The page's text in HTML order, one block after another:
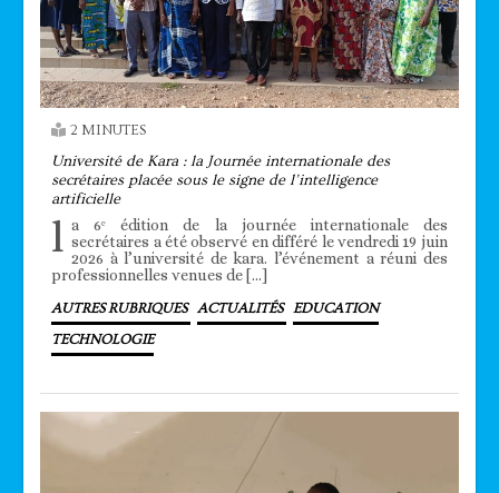
2 MINUTES
Université de Kara : la Journée internationale des
secrétaires placée sous le signe de l’intelligence
artificielle
l a 6ᵉ édition de la journée internationale des
secrétaires a été observé en différé le vendredi 19 juin
2026 à l’université de kara. l’événement a réuni des
professionnelles venues de […]
AUTRES RUBRIQUES ACTUALITÉS EDUCATION
TECHNOLOGIE